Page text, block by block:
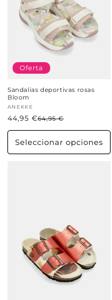
Oferta
Sandalias deportivas rosas
Bloom
Proveedor:
ANEKKE
habitual
64,95 €
de
oferta
44,95 €
Seleccionar opciones